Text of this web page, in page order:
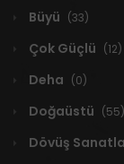
Büyü (33)
Çok Güçlü (12)
Deha (0)
Doğaüstü (55)
Dövüş